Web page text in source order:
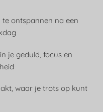
te ontspannen na een
je geduld, focus en
waar je trots op kunt